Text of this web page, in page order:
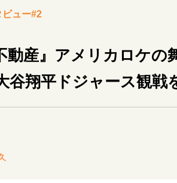
運命を変えた出会い 決断の裏側
表現者の葛藤
人生が動いた日
ュー#2
動産』アメリカロケ
谷翔平ドジャース観戦